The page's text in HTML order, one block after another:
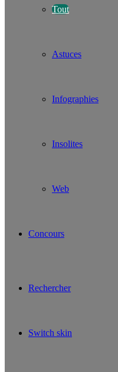
Tout
Astuces
Infographies
Insolites
Web
Concours
Rechercher
Switch skin